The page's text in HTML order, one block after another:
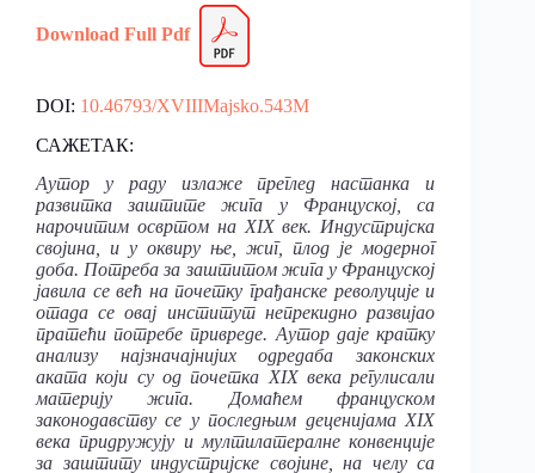
Download Full Pdf
DOI: 10.46793/XVIIIMajsko.543M
САЖЕТАК:
Аутор у раду излаже преглед настанка и
развитка заштите жига у Француској, са
нарочитим освртом на XIX век. Индустријска
својина, и у оквиру ње, жиг, плод је модерног
доба. Потреба за заштитом жига у Француској
јавила се већ на почетку грађанске револуције и
отада се овај институт непрекидно развијао
пратећи потребе привреде. Аутор даје кратку
анализу најзначајнијих одредаба законских
аката који су од почетка XIX века регулисали
материју жига. Домаћем француском
законодавству се у последњим деценијама XIX
века придружују и мултилатералне конвенције
за заштиту индустријске својине, на челу са